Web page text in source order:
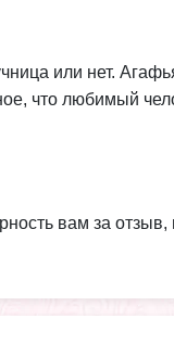
или нет.
что любимый
вам за